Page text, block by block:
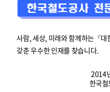
사람, 세상, 미래와 함께하는『
갖춘 우수한 인재를 찾습니다.
2014
한국